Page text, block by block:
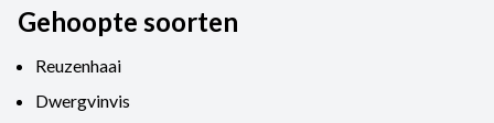
Gehoopte soorten
Reuzenhaai
Dwergvinvis